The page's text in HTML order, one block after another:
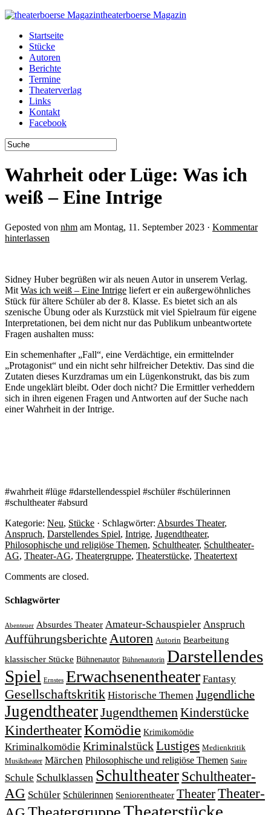
theaterboerse Magazin
Startseite
Stücke
Autoren
Berichte
Termine
Theaterverlag
Links
Kontakt
Facebook
Wahrheit oder Lüge: Was ich
weiß – Eine Intrige
Geposted von nhm am Montag, 11. September 2023 · Kommentar
hinterlassen
Sidney Huber begrüßen wir als neuen Autor in unserem Verlag.
Mit Was ich weiß – Eine Intrige liefert er ein außergewöhnliches
Stück für ältere Schüler ab der 8. Klasse. Es bietet sich an als
szenische Übung oder als Kurzstück mit viel Spielraum für eigene
Interpretationen, bei dem nicht nur das Publikum unbeantwortete
Fragen aushalten muss:
Ein schemenhafter „Fall“, eine Verdächtige, ein ermittelnder
„Protagonist“ und ein nicht sehr hilfreicher Detektiv. Das sind die
Zutaten dieses Kurzdramas um ein Lügenkonstrukt, das bis zum
Ende ungeklärt bleibt. Oder doch nicht? Die Ermittler verheddern
sich in ihren eigenen Fragen und Antworten auf der Suche nach
einer Wahrheit in der Intrige.
#wahrheit #lüge #darstellendesspiel #schüler #schülerinnen
#schultheater #absurd
Kategorie: Neu, Stücke · Schlagwörter: Absurdes Theater,
Anspruch, Darstellendes Spiel, Intrige, Jugendtheater,
Philosophische und religiöse Themen, Schultheater, Schultheater-
AG, Theater-AG, Theatergruppe, Theaterstücke, Theatertext
Comments are closed.
Schlagwörter
Abenteuer Absurdes Theater Amateur-Schauspieler Anspruch
AufführungsberichteAutoren Autorin Bearbeitung
klassischer Stücke Bühnenautor Bühnenautorin Darstellendes
Spiel Ernstes Erwachsenentheater Fantasy
Gesellschaftskritik Historische Themen Jugendliche
JugendtheaterJugendthemenKinderstücke
KindertheaterKomödie Krimikomödie
Kriminalkomödie KriminalstückLustiges Medienkritik
Musiktheater Märchen Philosophische und religiöse Themen Satire
Schule Schulklassen Schultheater Schultheater-
AG Schüler Schülerinnen Seniorentheater TheaterTheater-